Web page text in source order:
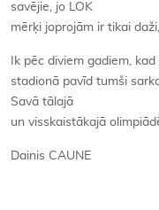
savējie, jo LOK
mērķi joprojām ir tikai
Ik pēc diviem gadiem,
stadionā pavīd tumši
Savā tālajā
un visskaistākajā
Dainis CAUNE